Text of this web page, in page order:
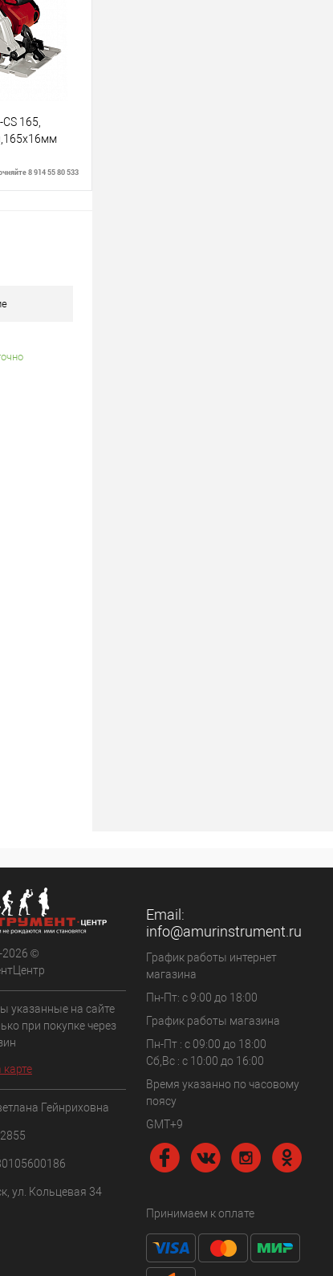
В наличии
165,
8 914 55 80 533
2026 ©
указанные на сайте
при покупке через
Гейнриховна
ул. Кольцевая 34
Email:
info@amurinstrument.ru
График работы интернет
магазина
Пн-Пт: с 9:00 до 18:00
График работы магазина
Пн-Пт : с 09:00 до 18:00
Сб,Вс : c 10:00 до 16:00
Время указанно по часовому
поясу
GMT+9
Принимаем к оплате